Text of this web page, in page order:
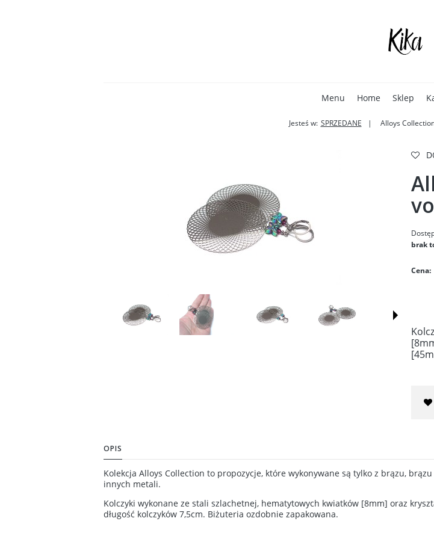
Menu Home Sklep
Jesteś w: SPRZEDANE Alloys
brak
Cena:
OPIS
Kolekcja Alloys Collection to propozycje, które wykonywane są tylko z brązu,
innych metali.
Kolczyki wykonane ze stali szlachetnej, hematytowych kwiatków [8mm] oraz
długość kolczyków 7,5cm. Biżuteria ozdobnie zapakowana.